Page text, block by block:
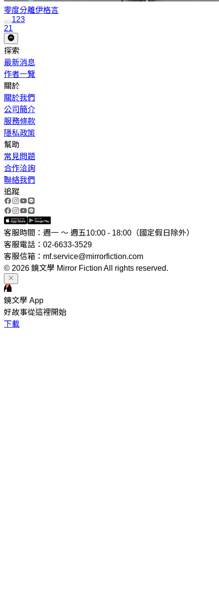
零度分離伊格言
123
21
探索
最新消息
作者一覽
關於
關於我們
公司簡介
服務條款
隱私政策
幫助
常見問題
合作洽詢
聯絡我們
追蹤
客服時間：週一 ～ 週五10:00 - 18:00（國定假日除外）
客服電話：02-6633-3529
客服信箱：mf.service@mirrorfiction.com
© 2026 鏡文學 Mirror Fiction All rights reserved.
鏡文學 App
好故事從這裡開始
下載